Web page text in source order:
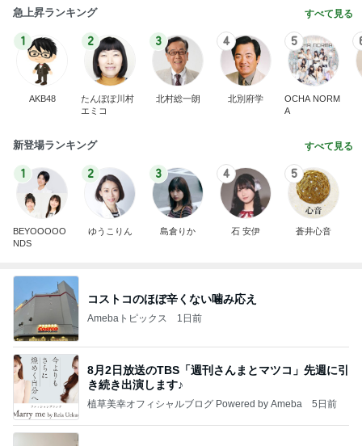
急上昇ランキング すべて見る
1
AKB48
2
たんぽぽ川村
エミコ
3
北村総一朗
4
北別府学
5
OCHA NORM
A
新登場ランキング すべて見る
1
BEYOOOOO
NDS
2
ゆうこりん
3
島倉りか
4
石 安伊
5
蒼井心音
コストコのほぼ辛くない噛み応え
Amebaトピックス 1日前
8月2日放送のTBS「週刊さんまとマツコ」先週に引
き続き出演します♪
植草美幸オフィシャルブログ Powered by Ameba 5日前